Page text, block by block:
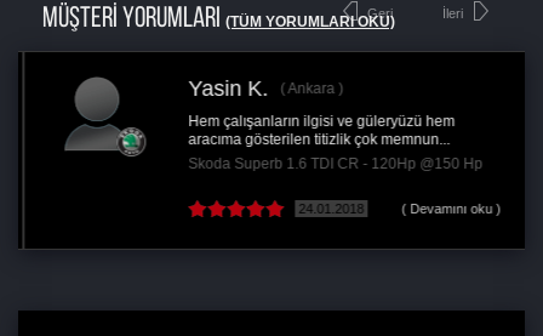
MÜŞTERİ YORUMLARI (TÜM YORUMLARI OKU)
Geri
Yasin K.
Ankara
Hem çalışanların ilgisi ve güleryüzü hem
aracıma gösterilen titizlik çok memnun...
Skoda Superb 1.6 TDI CR - 120Hp @150 Hp
24.01.2018 ( Devamını oku )
İleri